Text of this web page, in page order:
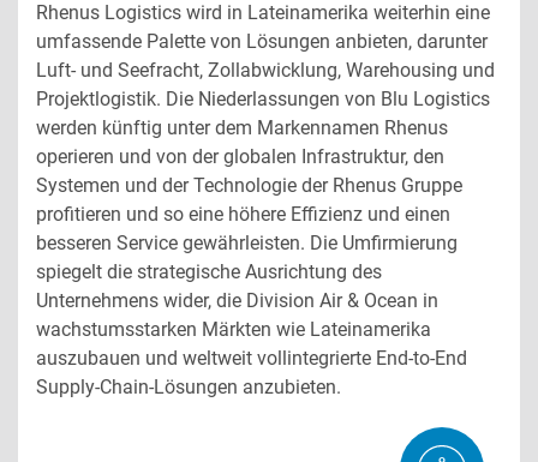
Rhenus Logistics wird in Lateinamerika weiterhin eine
umfassende Palette von Lösungen anbieten, darunter
Luft- und Seefracht, Zollabwicklung, Warehousing und
Projektlogistik. Die Niederlassungen von Blu Logistics
werden künftig unter dem Markennamen Rhenus
operieren und von der globalen Infrastruktur, den
Systemen und der Technologie der Rhenus Gruppe
profitieren und so eine höhere Effizienz und einen
besseren Service gewährleisten. Die Umfirmierung
spiegelt die strategische Ausrichtung des
Unternehmens wider, die Division Air & Ocean in
wachstumsstarken Märkten wie Lateinamerika
auszubauen und weltweit vollintegrierte End-to-End
Supply-Chain-Lösungen anzubieten.